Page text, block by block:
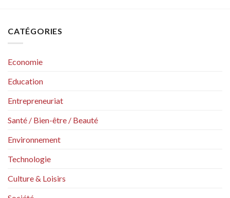
CATÉGORIES
Economie
Education
Entrepreneuriat
Santé / Bien-être / Beauté
Environnement
Technologie
Culture & Loisirs